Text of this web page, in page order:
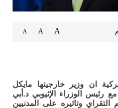
A
A
A
ان وزير خارجيتها مايكل
رئيس الوزراء الإثيوبي د.أبي
التقراي وتاثيره على المدنيين